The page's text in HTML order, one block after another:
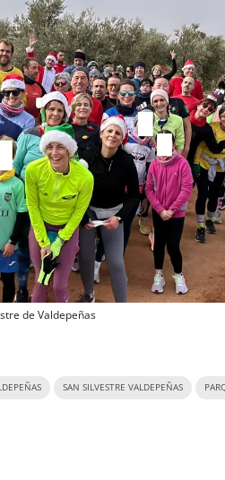
de Valdepeñas
SAN SILVESTRE VALDEPEÑAS